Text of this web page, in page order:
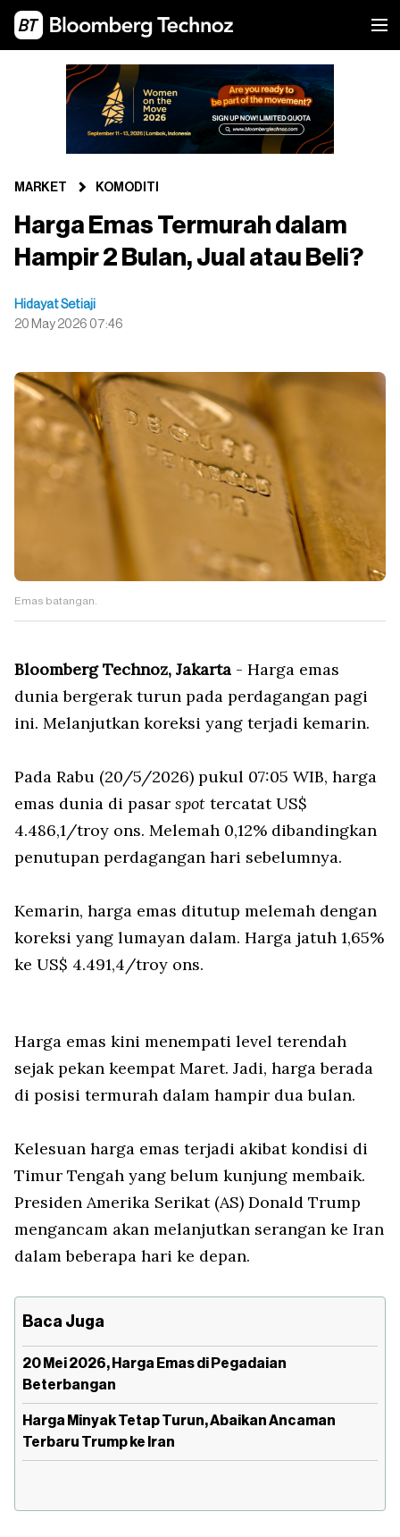
MARKET KOMODITI
Harga Emas Termurah dalam
Hampir 2 Bulan, Jual atau Beli?
Hidayat Setiaji
20 May 2026 07:46
Emas batangan.
Bloomberg Technoz, Jakarta - Harga emas
dunia bergerak turun pada perdagangan pagi
ini. Melanjutkan koreksi yang terjadi kemarin.
Pada Rabu (20/5/2026) pukul 07:05 WIB, harga
emas dunia di pasar spot tercatat US$
4.486,1/troy ons. Melemah 0,12% dibandingkan
penutupan perdagangan hari sebelumnya.
Kemarin, harga emas ditutup melemah dengan
koreksi yang lumayan dalam. Harga jatuh 1,65%
ke US$ 4.491,4/troy ons.
Harga emas kini menempati level terendah
sejak pekan keempat Maret. Jadi, harga berada
di posisi termurah dalam hampir dua bulan.
Kelesuan harga emas terjadi akibat kondisi di
Timur Tengah yang belum kunjung membaik.
Presiden Amerika Serikat (AS) Donald Trump
mengancam akan melanjutkan serangan ke Iran
dalam beberapa hari ke depan.
Baca Juga
20 Mei 2026, Harga Emas di Pegadaian
Beterbangan
Harga Minyak Tetap Turun, Abaikan Ancaman
Terbaru Trump ke Iran